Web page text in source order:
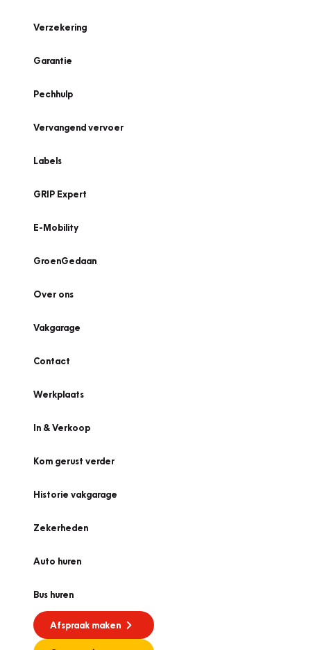
Verzekering
Garantie
Pechhulp
Vervangend vervoer
Labels
GRIP Expert
E-Mobility
GroenGedaan
Over ons
Vakgarage
Contact
Werkplaats
In & Verkoop
Kom gerust verder
Historie vakgarage
Zekerheden
Auto huren
Bus huren
Afspraak maken